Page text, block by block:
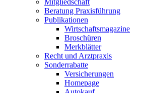
Mitgliedschaft
Beratung Praxisführung
Publikationen
Wirtschaftsmagazine
Broschüren
Merkblätter
Recht und Arztpraxis
Sonderrabatte
Versicherungen
Homepage